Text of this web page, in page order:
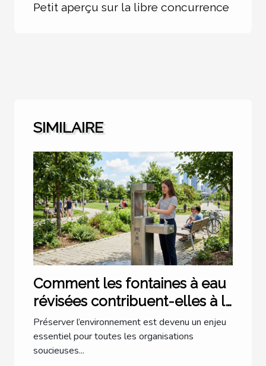
Petit aperçu sur la libre concurrence
SIMILAIRE
Comment les fontaines à eau
révisées contribuent-elles à la
durabilité environnementale ?
Préserver l’environnement est devenu un enjeu
essentiel pour toutes les organisations
soucieuses...